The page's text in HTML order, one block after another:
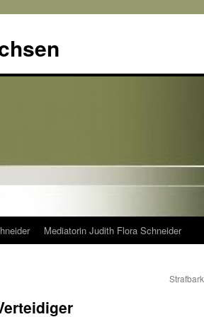
Mediatorin Judith Flora Schneider